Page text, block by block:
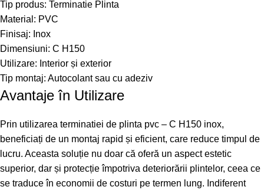
Tip produs: Terminatie Plinta
Material: PVC
Finisaj: Inox
Dimensiuni: C H150
Utilizare: Interior și exterior
Tip montaj: Autocolant sau cu adeziv
Avantaje în Utilizare
Prin utilizarea terminatiei de plinta pvc – C H150 inox,
beneficiați de un montaj rapid și eficient, care reduce timpul de
lucru. Aceasta soluție nu doar că oferă un aspect estetic
superior, dar și protecție împotriva deteriorării plintelor, ceea ce
se traduce în economii de costuri pe termen lung. Indiferent